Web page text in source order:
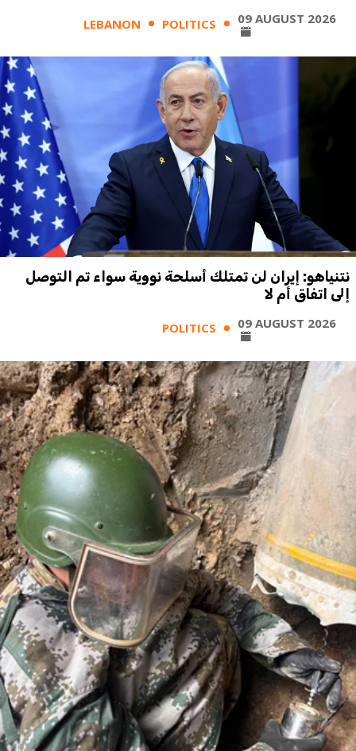
LEBANON POLITICS 09 AUGUST 2026
نتنياهو: إيران لن تمتلك أسلحة نووية سواء تم التوصل
إلى اتفاق أم لا
POLITICS 09 AUGUST 2026